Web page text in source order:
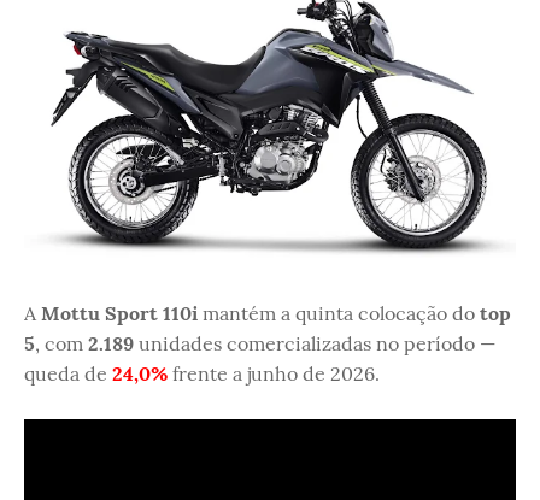
A Mottu Sport 110i mantém a quinta colocação do top
5, com 2.189 unidades comercializadas no período —
queda de 24,0% frente a junho de 2026.